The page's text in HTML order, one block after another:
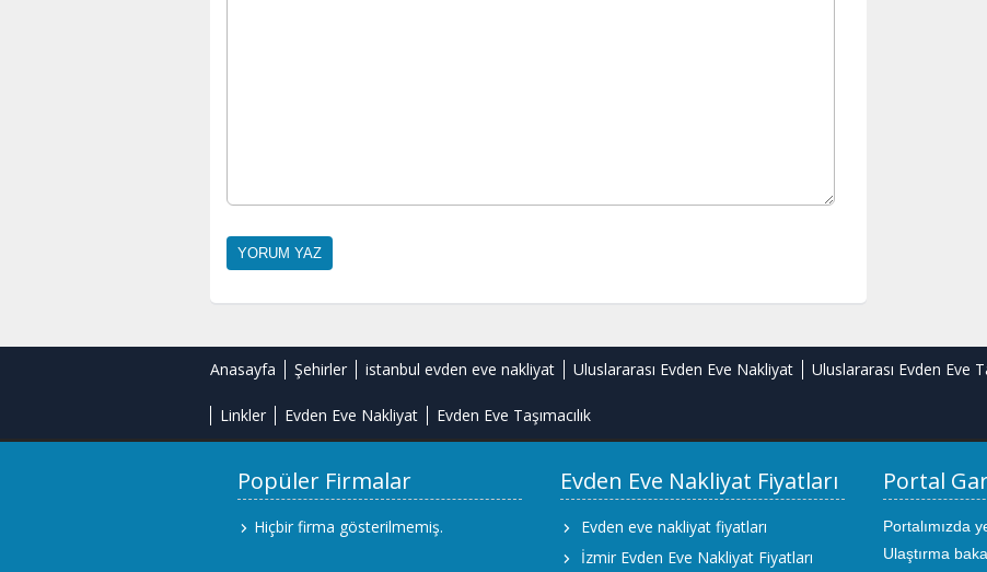
Anasayfa Şehirler istanbul evden eve nakliyat Uluslararası Evden Eve Nakliyat Uluslararası Evden Eve
Linkler Evden Eve Nakliyat Evden Eve Taşımacılık
Popüler Firmalar
Hiçbir firma gösterilmemiş.
Evden Eve Nakliyat Fiyatları
Evden eve nakliyat fiyatları
İzmir Evden Eve Nakliyat Fiyatları
Portal
Portalımızda
Ulaştırma